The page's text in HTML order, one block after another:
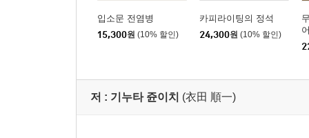
입소문 전염병
15,300원 (10% 할인)
카피라이팅의 정석
24,300원 (10% 할인)
저 : 기누타 쥰이치 (衣田 順一)